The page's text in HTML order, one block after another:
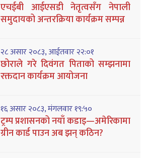
एचईबी आईएसडी नेतृत्वसँग नेपाली
समुदायको अन्तरक्रिया कार्यक्रम सम्पन्न
२८ असार २०८३, आईतवार २२:०१
छोराले गरे दिवंगत पिताको सम्झनामा
रक्तदान कार्यक्रम आयोजना
१६ असार २०८३, मंगलवार १९:५०
ट्रम्प प्रशासनको नयाँ कडाइ—अमेरिकामा
ग्रीन कार्ड पाउन अब झन् कठिन?